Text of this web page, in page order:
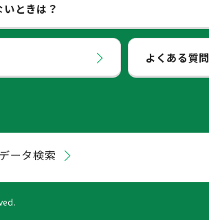
ときは？
よくある質問
ータ検索